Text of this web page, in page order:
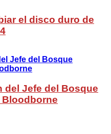
el disco duro de
del Jefe del Bosque